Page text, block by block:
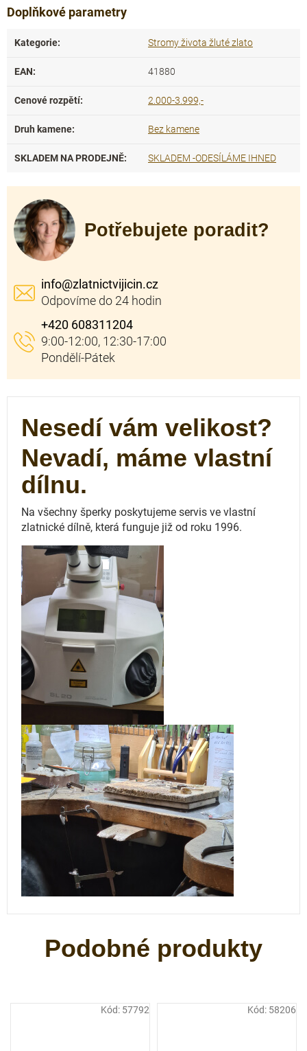
Doplňkové parametry
Kategorie: Stromy života žluté zlato
EAN: 41880
Cenové rozpětí: 2.000-3.999,-
Druh kamene: Bez kamene
SKLADEM NA PRODEJNĚ: SKLADEM -ODESÍLÁME IHNED
Potřebujete poradit?
info@zlatnictvijicin.cz
+420 608311204
Kód: 57792 Kód: 58206
Nesedí vám velikost?
Nevadí, máme vlastní
dílnu.
Na všechny šperky poskytujeme servis ve vlastní
zlatnické dílně, která funguje již od roku 1996.